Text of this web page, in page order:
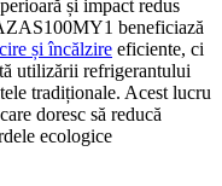
și impact redus
beneficiază
și încălzire eficiente, ci
utilizării refrigerantului
tradiționale. Acest lucru
doresc să reducă
ecologice